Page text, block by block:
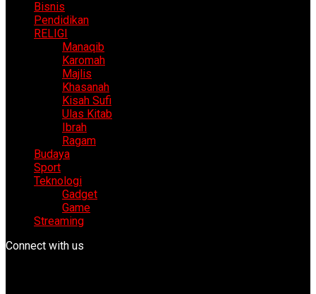
Bisnis
Pendidikan
RELIGI
Manaqib
Karomah
Majlis
Khasanah
Kisah Sufi
Ulas Kitab
Ibrah
Ragam
Budaya
Sport
Teknologi
Gadget
Game
Streaming
Connect with us